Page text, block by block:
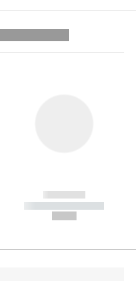
------------
----------- -----------